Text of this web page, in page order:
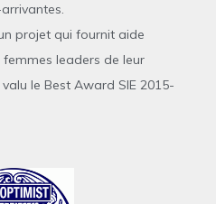
projet qui fournit aide
leaders de leur
le Best Award SIE 2015-